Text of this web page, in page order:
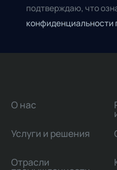
подтверждаю, что
конфиденциальности
О нас
Услуги и решения
Отрасли